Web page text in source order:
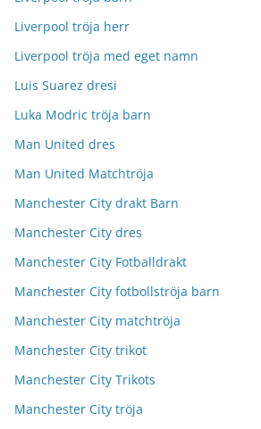
Liverpool tröja herr
Liverpool tröja med eget namn
Luis Suarez dresi
Luka Modric tröja barn
Man United dres
Man United Matchtröja
Manchester City drakt Barn
Manchester City dres
Manchester City Fotballdrakt
Manchester City fotbollströja barn
Manchester City matchtröja
Manchester City trikot
Manchester City Trikots
Manchester City tröja